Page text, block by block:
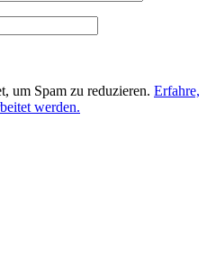
um Spam zu reduzieren. Erfahre,
werden.